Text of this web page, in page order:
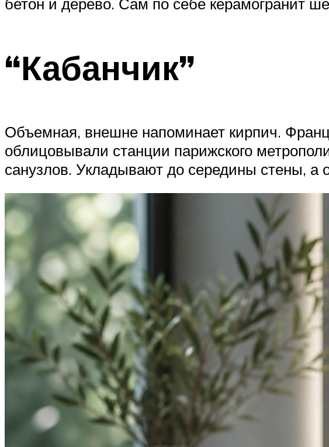
“Кабанчик”
Объемная, внешне напоминает кирпич.
облицовывали станции парижского
санузлов. Укладывают до середины стены, а